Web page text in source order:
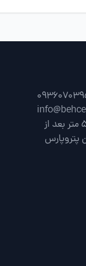
فارس، شیراز، جاده شیراز سپیدان، 500 متر بعد از
پتروپارس